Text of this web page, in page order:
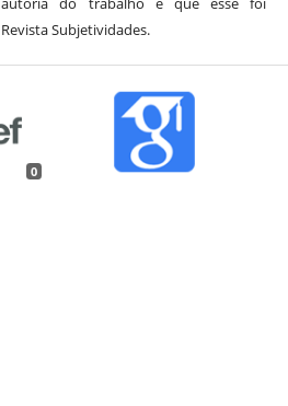
Subjetividades.
0